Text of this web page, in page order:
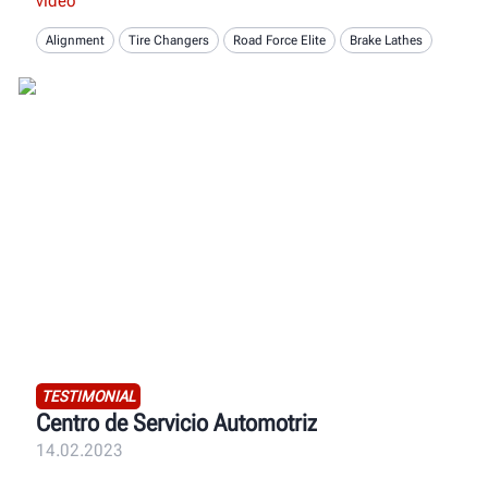
Alignment Tire Changers Road Force Elite Brake Lathes
TESTIMONIAL
Centro de Servicio Automotriz
14.02.2023